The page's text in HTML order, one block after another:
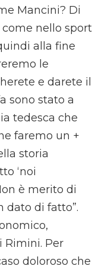
Mancini? Di
nello sport
alla fine
le
e darete il
sono stato a
tedesca che
faremo un +
storia
‘noi
è merito di
dato di fatto”.
Rimini. Per
doloroso che